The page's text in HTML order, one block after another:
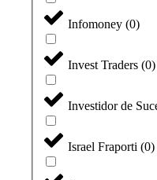
Infomoney (0)
Invest Traders (0)
Investidor de
Israel Fraporti (0)